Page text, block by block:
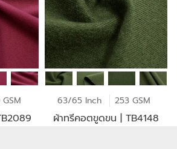
63/65 Inch 253 GSM
ผ้าทรีคอตขูดขน | TB4148